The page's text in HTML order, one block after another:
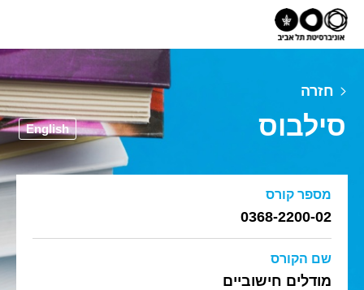
חזרה
סילבוס English
מספר קורס
0368-2200-02
שם הקורס
מודלים חישוביים